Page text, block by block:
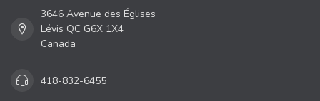
3646 Avenue des Églises
Lévis QC G6X 1X4
Canada
418-832-6455